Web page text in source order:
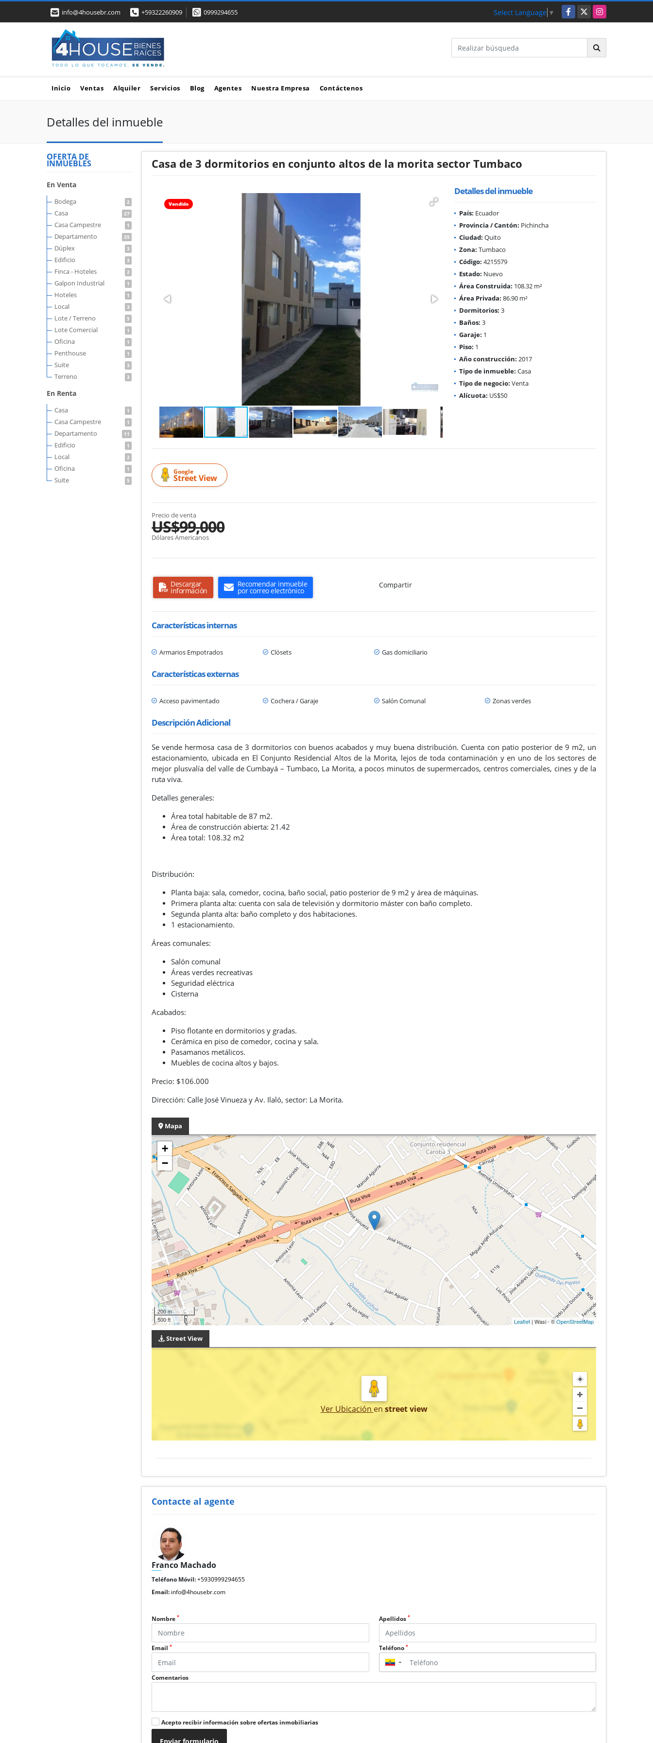
info@4housebr.com +59322260909 0999294655 Select Language ▼ Facebook
X Instagram
Inicio Ventas Alquiler Servicios Blog Agentes Nuestra Empresa Contáctenos
Detalles del inmueble
OFERTA DE
INMUEBLES
En Venta
Bodega 2
Casa 27
Casa Campestre 1
Departamento 35
Dúplex 3
Edificio 3
Finca - Hoteles 2
Galpon Industrial 1
Hoteles 1
Local 3
Lote / Terreno 5
Lote Comercial 1
Oficina 1
Penthouse 1
Suite 3
Terreno 3
En Renta
Casa 1
Casa Campestre 1
Departamento 11
Edificio 1
Local 2
Oficina 1
Suite 5
Casa de 3 dormitorios en conjunto altos de la morita sector Tumbaco
Vendido
Detalles del inmueble
País: Ecuador
Provincia / Cantón: Pichincha
Ciudad: Quito
Zona: Tumbaco
Código: 4215579
Estado: Nuevo
Área Construida: 108.32 m²
Área Privada: 86.90 m²
Dormitorios: 3
Baños: 3
Garaje: 1
Piso: 1
Año construcción: 2017
Tipo de inmueble: Casa
Tipo de negocio: Venta
Alícuota: US$50
Google
Street View
Precio de venta
US$99,000
Dólares Americanos
Descargar
información
Recomendar inmueble
por correo electrónico
Compartir
Características internas
Armarios Empotrados Clósets Gas domiciliario
Características externas
Acceso pavimentado Cochera / Garaje Salón Comunal Zonas verdes
Descripción Adicional
Se vende hermosa casa de 3 dormitorios con buenos acabados y muy buena distribución. Cuenta con patio posterior de 9 m2, un
estacionamiento, ubicada en El Conjunto Residencial Altos de la Morita, lejos de toda contaminación y en uno de los sectores de
mejor plusvalía del valle de Cumbayá – Tumbaco, La Morita, a pocos minutos de supermercados, centros comerciales, cines y de la
ruta viva.
Detalles generales:
Área total habitable de 87 m2.
Área de construcción abierta: 21.42
Área total: 108.32 m2
Distribución:
Planta baja: sala, comedor, cocina, baño social, patio posterior de 9 m2 y área de máquinas.
Primera planta alta: cuenta con sala de televisión y dormitorio máster con baño completo.
Segunda planta alta: baño completo y dos habitaciones.
1 estacionamiento.
Áreas comunales:
Salón comunal
Áreas verdes recreativas
Seguridad eléctrica
Cisterna
Acabados:
Piso flotante en dormitorios y gradas.
Cerámica en piso de comedor, cocina y sala.
Pasamanos metálicos.
Muebles de cocina altos y bajos.
Precio: $106.000
Dirección: Calle José Vinueza y Av. Ilaló, sector: La Morita.
Mapa
+
−
200 m
500 ft
Leaflet| Wasi - ©OpenStreetMap
Street View
Ver Ubicación en street view
Contacte al agente
Franco Machado
Teléfono Móvil:+5930999294655
Email: info@4housebr.com
Nombre* Apellidos *
Email* Teléfono *
▼
Comentarios
Acepto recibir información sobre ofertas inmobiliarias